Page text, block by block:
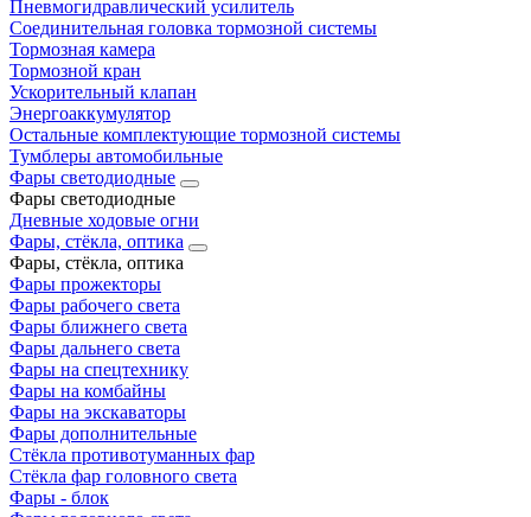
Пневмогидравлический усилитель
Соединительная головка тормозной системы
Тормозная камера
Тормозной кран
Ускорительный клапан
Энергоаккумулятор
Остальные комплектующие тормозной системы
Тумблеры автомобильные
Фары светодиодные
Фары светодиодные
Дневные ходовые огни
Фары, стёкла, оптика
Фары, стёкла, оптика
Фары прожекторы
Фары рабочего света
Фары ближнего света
Фары дальнего света
Фары на спецтехнику
Фары на комбайны
Фары на экскаваторы
Фары дополнительные
Стёкла противотуманных фар
Стёкла фар головного света
Фары - блок